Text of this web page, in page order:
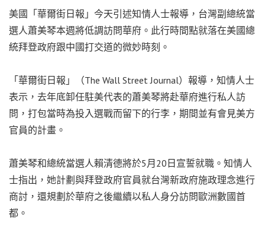
美國「華爾街日報」今天引述知情人士報導，台灣副總統當
選人蕭美琴本週將低調訪問華府。此行時間點就落在美國總
統拜登政府跟中國打交道的微妙時刻。
「華爾街日報」（The Wall Street Journal）報導，知情人士
表示，去年底卸任駐美代表的蕭美琴將赴華府進行私人訪
問，打包當時為投入選戰而留下的行李，期間並有會見美方
官員的計畫。
蕭美琴和總統當選人賴清德將於5月20日宣誓就職。知情人
士指出，她計劃與拜登政府官員就台灣新政府施政理念進行
商討，還規劃於華府之後繼續以私人身分訪問歐洲數國首
都。